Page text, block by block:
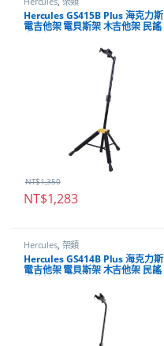
Hercules GS415B Plus 海克力斯
電吉他架 電貝斯架 木吉他架 民謠
NT$1,283
NT$1,350
Hercules, 架類
Hercules GS414B Plus 海克力斯
電吉他架 電貝斯架 木吉他架 民謠